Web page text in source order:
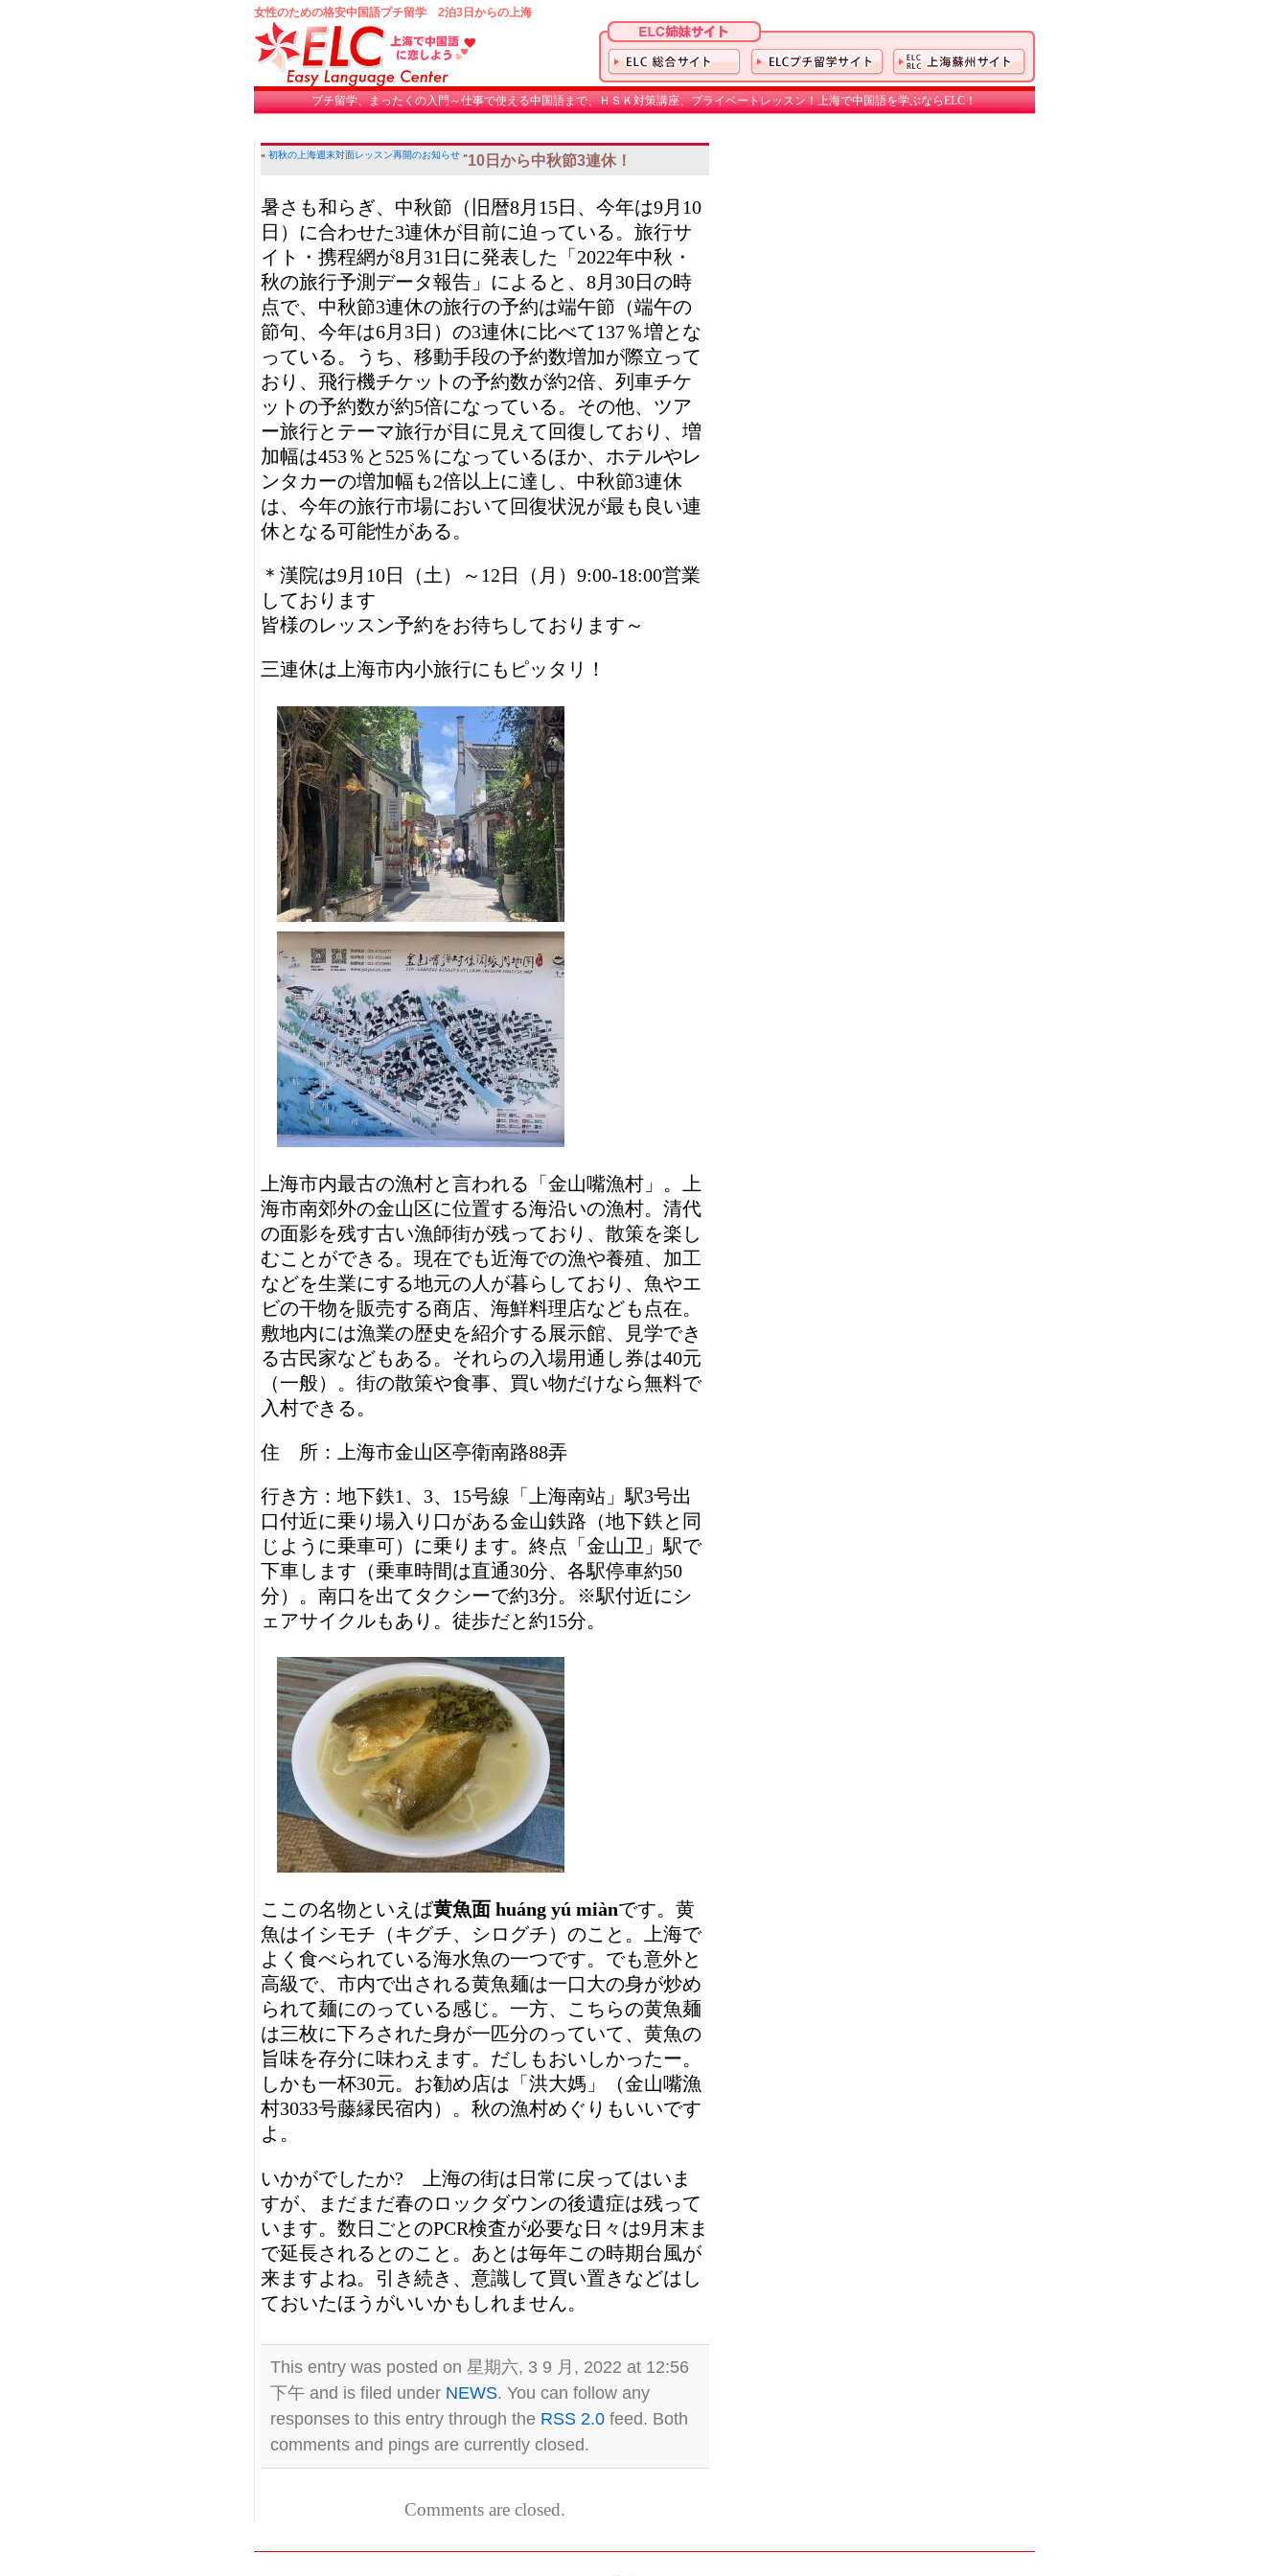
女性のための格安中国語プチ留学 2泊3日からの上海
プチ留学、まったくの入門～仕事で使える中国語まで、ＨＳＫ対策講座、プライベートレッスン！上海で中国語を学ぶならELC！
« 初秋の上海週末対面レッスン再開のお知らせ»10日から中秋節3連休！
暑さも和らぎ、中秋節（旧暦8月15日、今年は9月10
日）に合わせた3連休が目前に迫っている。旅行サ
イト・携程網が8月31日に発表した「2022年中秋・
秋の旅行予測データ報告」によると、8月30日の時
点で、中秋節3連休の旅行の予約は端午節（端午の
節句、今年は6月3日）の3連休に比べて137％増とな
っている。うち、移動手段の予約数増加が際立って
おり、飛行機チケットの予約数が約2倍、列車チケ
ットの予約数が約5倍になっている。その他、ツア
ー旅行とテーマ旅行が目に見えて回復しており、増
加幅は453％と525％になっているほか、ホテルやレ
ンタカーの増加幅も2倍以上に達し、中秋節3連休
は、今年の旅行市場において回復状況が最も良い連
休となる可能性がある。
＊漢院は9月10日（土）～12日（月）9:00-18:00営業
しております
皆様のレッスン予約をお待ちしております～
三連休は上海市内小旅行にもピッタリ！
上海市内最古の漁村と言われる「金山嘴漁村」。上
海市南郊外の金山区に位置する海沿いの漁村。清代
の面影を残す古い漁師街が残っており、散策を楽し
むことができる。現在でも近海での漁や養殖、加工
などを生業にする地元の人が暮らしており、魚やエ
ビの干物を販売する商店、海鮮料理店なども点在。
敷地内には漁業の歴史を紹介する展示館、見学でき
る古民家などもある。それらの入場用通し券は40元
（一般）。街の散策や食事、買い物だけなら無料で
入村できる。
住 所：上海市金山区亭衛南路88弄
行き方：地下鉄1、3、15号線「上海南站」駅3号出
口付近に乗り場入り口がある金山鉄路（地下鉄と同
じように乗車可）に乗ります。終点「金山卫」駅で
下車します（乗車時間は直通30分、各駅停車約50
分）。南口を出てタクシーで約3分。※駅付近にシ
ェアサイクルもあり。徒歩だと約15分。
ここの名物といえば黄魚面 huáng yú miànです。黄
魚はイシモチ（キグチ、シログチ）のこと。上海で
よく食べられている海水魚の一つです。でも意外と
高級で、市内で出される黄魚麺は一口大の身が炒め
られて麺にのっている感じ。一方、こちらの黄魚麺
は三枚に下ろされた身が一匹分のっていて、黄魚の
旨味を存分に味わえます。だしもおいしかったー。
しかも一杯30元。お勧め店は「洪大媽」（金山嘴漁
村3033号藤縁民宿内）。秋の漁村めぐりもいいです
よ。
いかがでしたか? 上海の街は日常に戻ってはいま
すが、まだまだ春のロックダウンの後遺症は残って
います。数日ごとのPCR検査が必要な日々は9月末ま
で延長されるとのこと。あとは毎年この時期台風が
来ますよね。引き続き、意識して買い置きなどはし
ておいたほうがいいかもしれません。
This entry was posted on 星期六, 3 9 月, 2022 at 12:56
下午 and is filed under NEWS. You can follow any
responses to this entry through the RSS 2.0feed. Both
comments and pings are currently closed.
Comments are closed.